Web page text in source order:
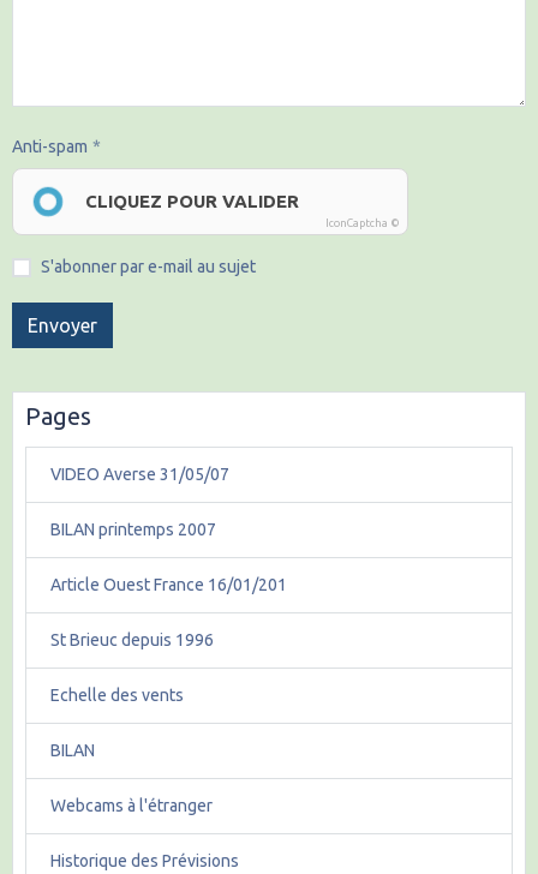
Anti-spam
CLIQUEZ POUR VALIDER
IconCaptcha ©
S'abonner par e-mail au sujet
Envoyer
Pages
VIDEO Averse 31/05/07
BILAN printemps 2007
Article Ouest France 16/01/201
St Brieuc depuis 1996
Echelle des vents
BILAN
Webcams à l'étranger
Historique des Prévisions